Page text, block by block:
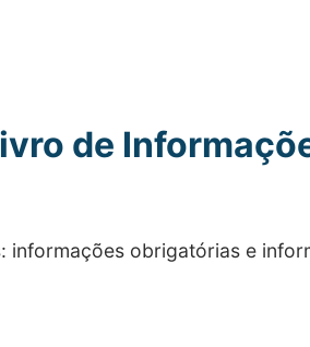
de
informações obrigatórias e